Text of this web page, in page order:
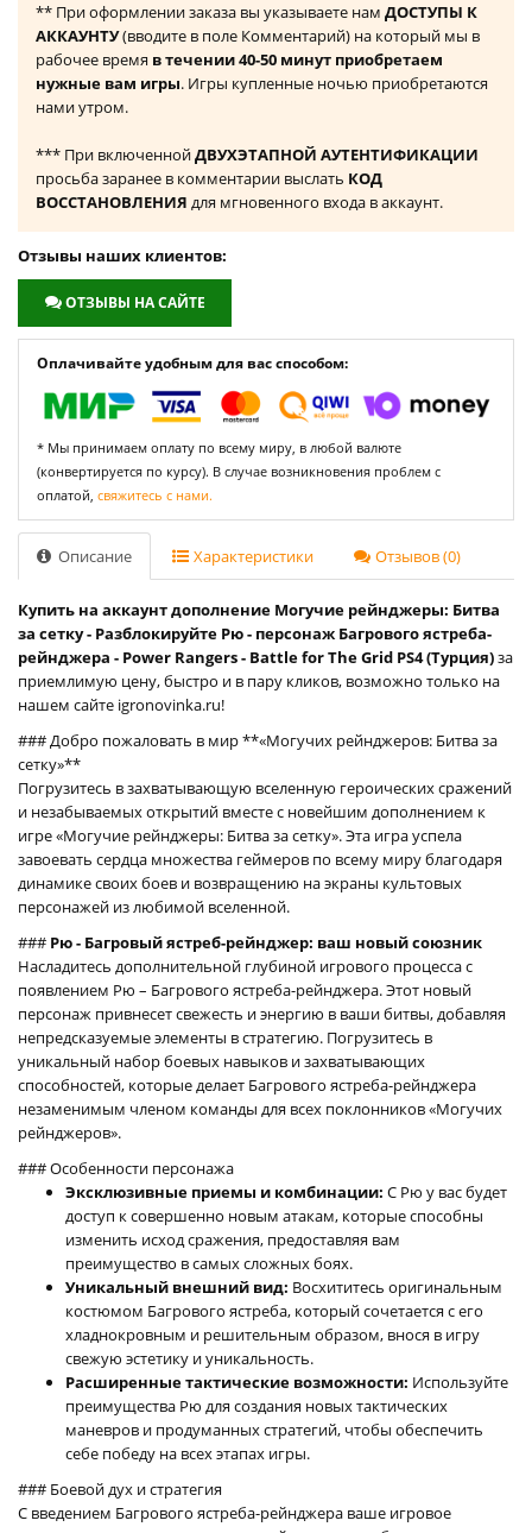
** При оформлении заказа вы указываете нам ДОСТУПЫ К
АККАУНТУ(вводите в поле Комментарий) на который мы в
рабочее время в течении 40-50 минут приобретаем
нужные вам игры. Игры купленные ночью приобретаются
нами утром.
*** При включеннойДВУХЭТАПНОЙ АУТЕНТИФИКАЦИИ
просьба заранее в комментарии выслать КОД
ВОССТАНОВЛЕНИЯ для мгновенного входа в аккаунт.
Отзывы наших клиентов:
ОТЗЫВЫ НА САЙТЕ
Оплачивайте удобным для вас способом:
* Мы принимаем оплату по всему миру, в любой валюте
(конвертируется по курсу). В случае возникновения проблем с
оплатой, свяжитесь с нами.
Описание Характеристики Отзывов (0)
Купить на аккаунт дополнение Могучие рейнджеры: Битва
за сетку - Разблокируйте Рю - персонаж Багрового ястреба-
рейнджера - Power Rangers - Battle for The Grid PS4 (Турция)за
приемлимую цену, быстро и в пару кликов, возможно только на
нашем сайте igronovinka.ru!
### Добро пожаловать в мир **«Могучих рейнджеров: Битва за
сетку»**
Погрузитесь в захватывающую вселенную героических сражений
и незабываемых открытий вместе с новейшим дополнением к
игре «Могучие рейнджеры: Битва за сетку». Эта игра успела
завоевать сердца множества геймеров по всему миру благодаря
динамике своих боев и возвращению на экраны культовых
персонажей из любимой вселенной.
### Рю - Багровый ястреб-рейнджер: ваш новый союзник
Насладитесь дополнительной глубиной игрового процесса с
появлением Рю – Багрового ястреба-рейнджера. Этот новый
персонаж привнесет свежесть и энергию в ваши битвы, добавляя
непредсказуемые элементы в стратегию. Погрузитесь в
уникальный набор боевых навыков и захватывающих
способностей, которые делает Багрового ястреба-рейнджера
незаменимым членом команды для всех поклонников «Могучих
рейнджеров».
### Особенности персонажа
Эксклюзивные приемы и комбинации: С Рю у вас будет
доступ к совершенно новым атакам, которые способны
изменить исход сражения, предоставляя вам
преимущество в самых сложных боях.
Уникальный внешний вид: Восхититесь оригинальным
костюмом Багрового ястреба, который сочетается с его
хладнокровным и решительным образом, внося в игру
свежую эстетику и уникальность.
Расширенные тактические возможности: Используйте
преимущества Рю для создания новых тактических
маневров и продуманных стратегий, чтобы обеспечить
себе победу на всех этапах игры.
### Боевой дух и стратегия
С введением Багрового ястреба-рейнджера ваше игровое